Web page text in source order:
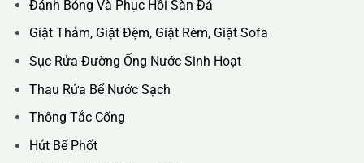
Trụ Sở Chính :36C Ngõ 89 Lê Đức Thọ - Phường Từ Liêm -
TP Hà Nội
Hotline : 0388.444.445